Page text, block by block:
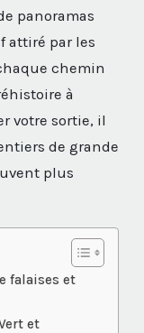
panoramas
attiré par les
chemin
à
votre sortie, il
de grande
plus
falaises et
et